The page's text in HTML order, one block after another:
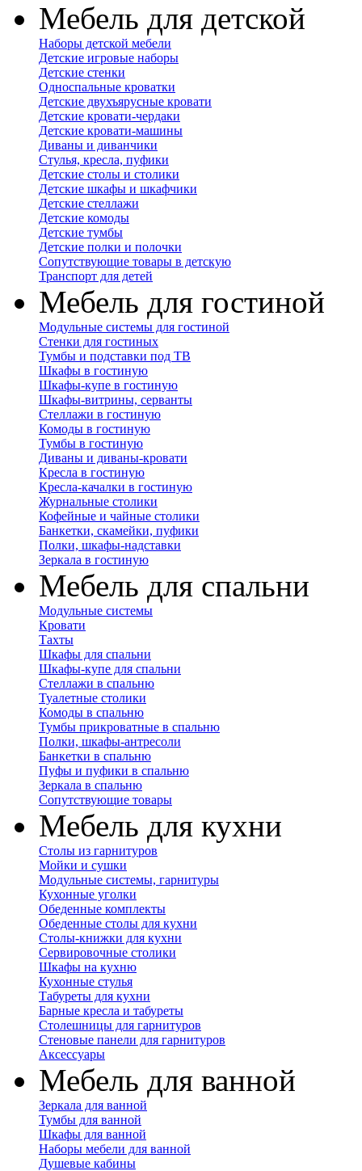
Мебель для детской
Наборы детской мебели
Детские игровые наборы
Детские стенки
Односпальные кроватки
Детские двухъярусные кровати
Детские кровати-чердаки
Детские кровати-машины
Диваны и диванчики
Стулья, кресла, пуфики
Детские столы и столики
Детские шкафы и шкафчики
Детские стеллажи
Детские комоды
Детские тумбы
Детские полки и полочки
Сопутствующие товары в детскую
Транспорт для детей
Мебель для гостиной
Модульные системы для гостиной
Стенки для гостиных
Тумбы и подставки под ТВ
Шкафы в гостиную
Шкафы-купе в гостиную
Шкафы-витрины, серванты
Стеллажи в гостиную
Комоды в гостиную
Тумбы в гостиную
Диваны и диваны-кровати
Кресла в гостиную
Кресла-качалки в гостиную
Журнальные столики
Кофейные и чайные столики
Банкетки, скамейки, пуфики
Полки, шкафы-надставки
Зеркала в гостиную
Мебель для спальни
Модульные системы
Кровати
Тахты
Шкафы для спальни
Шкафы-купе для спальни
Стеллажи в спальню
Туалетные столики
Комоды в спальню
Тумбы прикроватные в спальню
Полки, шкафы-антресоли
Банкетки в спальню
Пуфы и пуфики в спальню
Зеркала в спальню
Сопутствующие товары
Мебель для кухни
Столы из гарнитуров
Мойки и сушки
Модульные системы, гарнитуры
Кухонные уголки
Обеденные комплекты
Обеденные столы для кухни
Столы-книжки для кухни
Сервировочные столики
Шкафы на кухню
Кухонные стулья
Табуреты для кухни
Барные кресла и табуреты
Столешницы для гарнитуров
Стеновые панели для гарнитуров
Аксессуары
Мебель для ванной
Зеркала для ванной
Тумбы для ванной
Шкафы для ванной
Наборы мебели для ванной
Душевые кабины